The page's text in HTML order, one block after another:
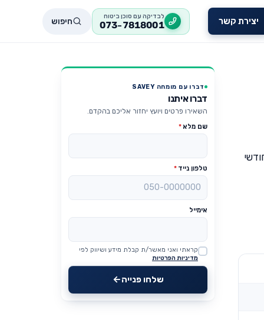
יצירת קשר לבדיקה עם סוכן ביטוח
073-7818001 חיפוש
דברו עם מומחה SAVEY
דברו איתנו
השאירו פרטים ויועץ יחזור אליכם בהקדם.
שם מלא*
טלפון נייד *
אימייל
Website
קראתי ואני מאשר/ת קבלת מידע ושיווק לפי
מדיניות הפרטיות
שלחו פנייה